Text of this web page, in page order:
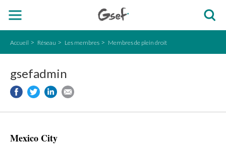
Accueil Réseau Les membres Membres de plein droit
gsefadmin
Mexico City